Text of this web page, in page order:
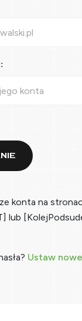
konta na
lub
Ustaw nowe